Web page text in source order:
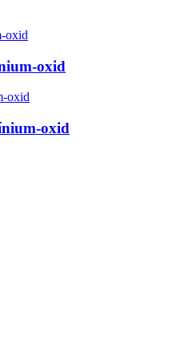
oxid
oxid